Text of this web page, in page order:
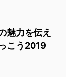
魅力を伝え
こう2019